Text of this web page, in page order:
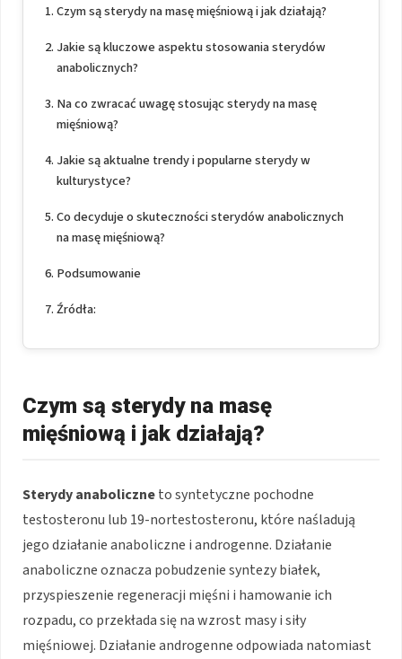
Czym są sterydy na masę mięśniową i jak działają?
Jakie są kluczowe aspektu stosowania sterydów
anabolicznych?
Na co zwracać uwagę stosując sterydy na masę
mięśniową?
Jakie są aktualne trendy i popularne sterydy w
kulturystyce?
Co decyduje o skuteczności sterydów anabolicznych
na masę mięśniową?
Podsumowanie
Źródła:
Czym są sterydy na masę
mięśniową i jak działają?
Sterydy anaboliczneto syntetyczne pochodne
testosteronu lub 19-nortestosteronu, które naśladują
jego działanie anaboliczne i androgenne. Działanie
anaboliczne oznacza pobudzenie syntezy białek,
przyspieszenie regeneracji mięśni i hamowanie ich
rozpadu, co przekłada się na wzrost masy i siły
mięśniowej. Działanie androgenne odpowiada natomiast